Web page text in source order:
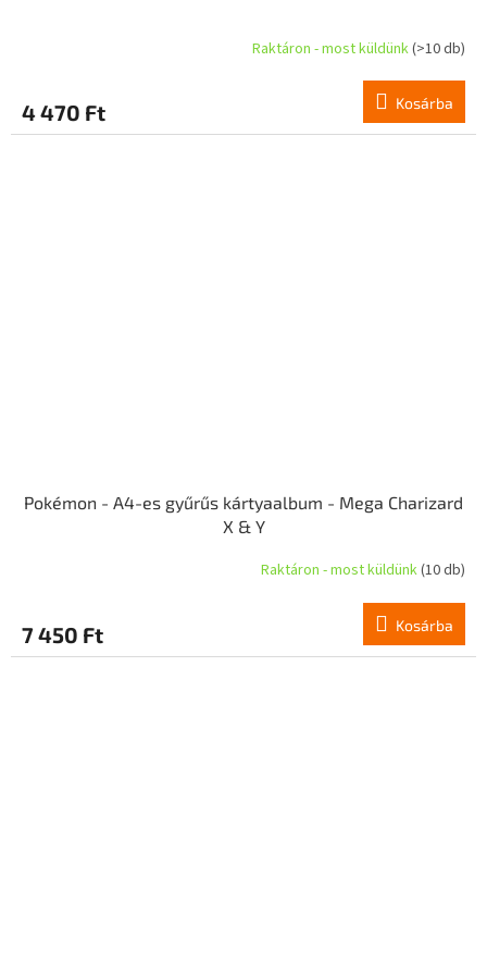
Raktáron - most küldünk(>10 db)
4 470 Ft Kosárba
Pokémon - A4-es gyűrűs kártyaalbum - Mega Charizard
X & Y
Raktáron - most küldünk(10 db)
7 450 Ft Kosárba